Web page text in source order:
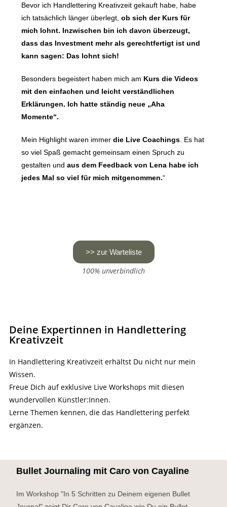
Bevor ich Handlettering Kreativzeit gekauft habe, habe
ich tatsächlich länger überlegt, ob sich der Kurs für
mich lohnt. Inzwischen bin ich davon überzeugt,
dass das Investment mehr als gerechtfertigt ist und
kann sagen: Das lohnt sich!
Besonders begeistert haben mich am Kurs die Videos
mit den einfachen und leicht verständlichen
Erklärungen. Ich hatte ständig neue „Aha
Momente“.
Mein Highlight waren immer die Live Coachings . Es hat
so viel Spaß gemacht gemeinsam einen Spruch zu
gestalten und aus dem Feedback von Lena habe ich
jedes Mal so viel für mich mitgenommen.“
>> zur Warteliste
100% unverbindlich
Deine Expertinnen in Handlettering
Kreativzeit
In Handlettering Kreativzeit erhältst Du nicht nur mein
Wissen.
Freue Dich auf exklusive Live Workshops mit diesen
wundervollen Künstler:Innen.
Lerne Themen kennen, die das Handlettering perfekt
ergänzen.​
Bullet Journaling mit Caro von Cayaline
Im Workshop "In 5 Schritten zu Deinem eigenen Bullet